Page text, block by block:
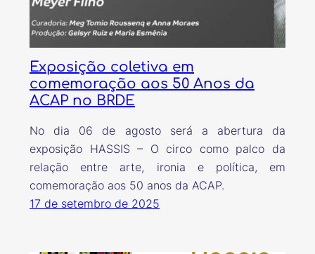
Exposição coletiva em
comemoração aos 50 Anos da
ACAP no BRDE
No dia 06 de agosto será a abertura da
exposição HASSIS – O circo como palco da
relação entre arte, ironia e política, em
comemoração aos 50 anos da ACAP.
17 de setembro de 2025